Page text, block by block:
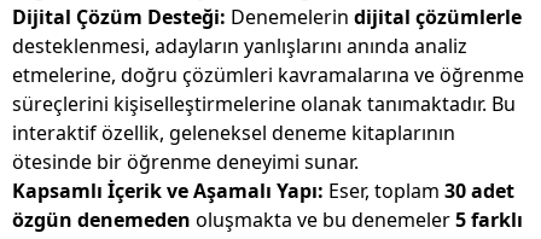
Dijital Çözüm Desteği: Denemelerin dijital çözümlerle
desteklenmesi, adayların yanlışlarını anında analiz
etmelerine, doğru çözümleri kavramalarına ve öğrenme
süreçlerini kişiselleştirmelerine olanak tanımaktadır. Bu
interaktif özellik, geleneksel deneme kitaplarının
ötesinde bir öğrenme deneyimi sunar.
Kapsamlı İçerik ve Aşamalı Yapı: Eser, toplam 30 adet
özgün denemeden oluşmakta ve bu denemeler5 farklı